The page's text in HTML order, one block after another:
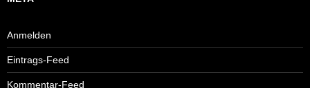
Anmelden
Eintrags-Feed
Kommentar-Feed